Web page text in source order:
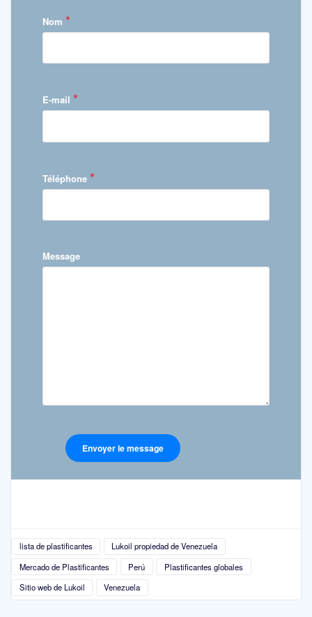
Nom *
E-mail *
Téléphone *
Message
lista de plastificantes
Lukoil propiedad de Venezuela
Mercado de Plastificantes
Perú
Plastificantes globales
Sitio web de Lukoil
Venezuela